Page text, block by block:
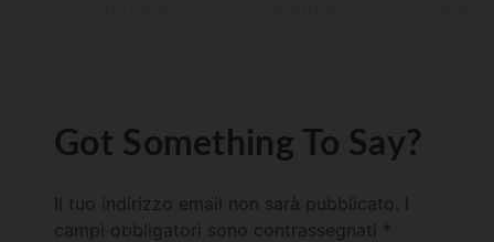
Got Something To Say?
Il tuo indirizzo email non sarà pubblicato.
campi obbligatori sono contrassegnati *